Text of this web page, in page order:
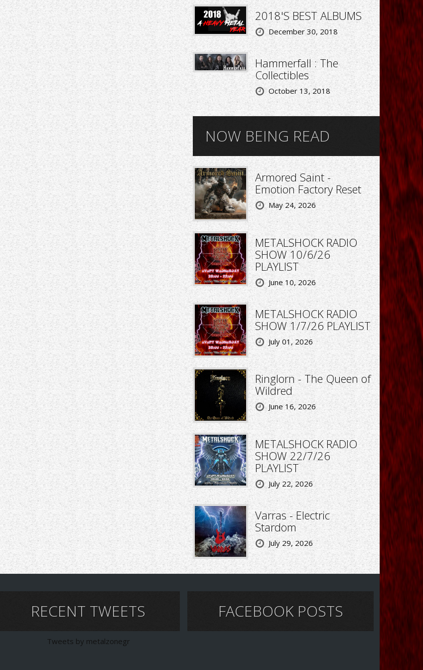
2018'S BEST ALBUMS
December 30, 2018
Hammerfall : The
Collectibles
October 13, 2018
NOW BEING READ
Armored Saint -
Emotion Factory Reset
May 24, 2026
METALSHOCK RADIO
SHOW 10/6/26
PLAYLIST
June 10, 2026
METALSHOCK RADIO
SHOW 1/7/26 PLAYLIST
July 01, 2026
Ringlorn - The Queen of
Wildred
June 16, 2026
METALSHOCK RADIO
SHOW 22/7/26
PLAYLIST
July 22, 2026
Varras - Electric
Stardom
July 29, 2026
RECENT TWEETS
Tweets by metalzonegr
FACEBOOK POSTS